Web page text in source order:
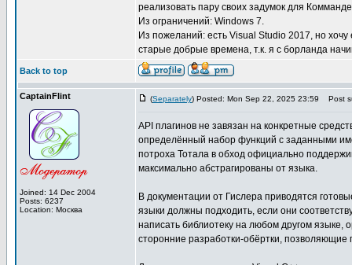
реализовать пару своих задумок для
Из ограничений: Windows 7.
Из пожеланий: есть Visual Studio 2017, но
старые добрые времена, т.к. я с борланда
Back to top
CaptainFlint
Joined: 14 Dec 2004
Posts: 6237
Location: Москва
(Separately) Posted: Mon Sep 22, 2025 23:59 Post
API плагинов не завязан на конкретные
определённый набор функций с заданными
потроха Тотала в обход официально
максимально абстрагированы от языка.
В документации от Гислера приводятся
языки должны подходить, если они
написать библиотеку на любом другом языке,
сторонние разработки-обёртки,